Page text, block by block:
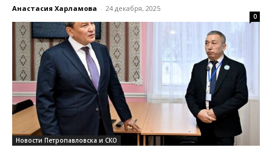
Анастасия Харламова - 24 декабря, 2025
0
Новости Петропавловска и СКО